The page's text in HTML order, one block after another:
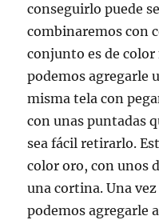
conseguirlo puede
combinaremos con
conjunto es de
podemos agregarle
misma tela con
con unas puntadas
sea fácil retirarlo.
color oro, con unos
una cortina. Una
podemos agregarle